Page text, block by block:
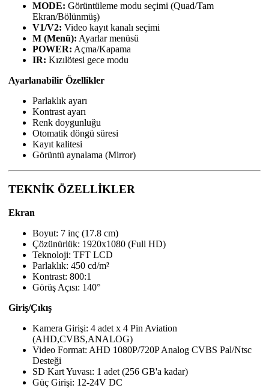
MODE: Görüntüleme modu seçimi (Quad/Tam
Ekran/Bölünmüş)
V1/V2: Video kayıt kanalı seçimi
M (Menü): Ayarlar menüsü
POWER: Açma/Kapama
IR: Kızılötesi gece modu
Ayarlanabilir Özellikler
Parlaklık ayarı
Kontrast ayarı
Renk doygunluğu
Otomatik döngü süresi
Kayıt kalitesi
Görüntü aynalama (Mirror)
TEKNİK ÖZELLİKLER
Ekran
Boyut: 7 inç (17.8 cm)
Çözünürlük: 1920x1080 (Full HD)
Teknoloji: TFT LCD
Parlaklık: 450 cd/m²
Kontrast: 800:1
Görüş Açısı: 140°
Giriş/Çıkış
Kamera Girişi: 4 adet x 4 Pin Aviation
(AHD,CVBS,ANALOG)
Video Format: AHD 1080P/720P Analog CVBS Pal/Ntsc
Desteği
SD Kart Yuvası: 1 adet (256 GB'a kadar)
Güç Girişi: 12-24V DC